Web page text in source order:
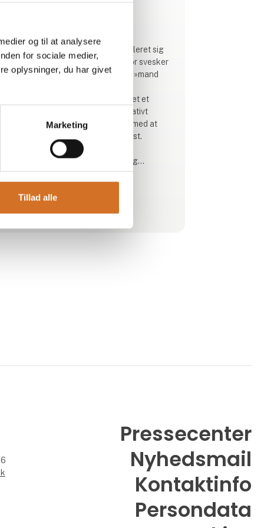
og til at analysere
for sociale medier,
oplysninger, du har givet
Marketing
Tillad alle
Siden 1988 har Maitre Prunille etableret sig
som den førende reference inden for svesker
og tørrede frugter med sin ikoniske »mand
sydvestlige Frankrig tilbyder mærket et
bredt, ansvarligt og konstant innovativt
sortiment, der hjælper forbrugerne med at
nyde en lækker og afbalanceret kost.
- Vores forretning? Forarbejdning og
forædling af høsten fra landmænd her og i
- Vores mål? At tilbyde vores kunder
Se profil
Pressecenter
Nyhedsmail
Kontaktinfo
Persondata